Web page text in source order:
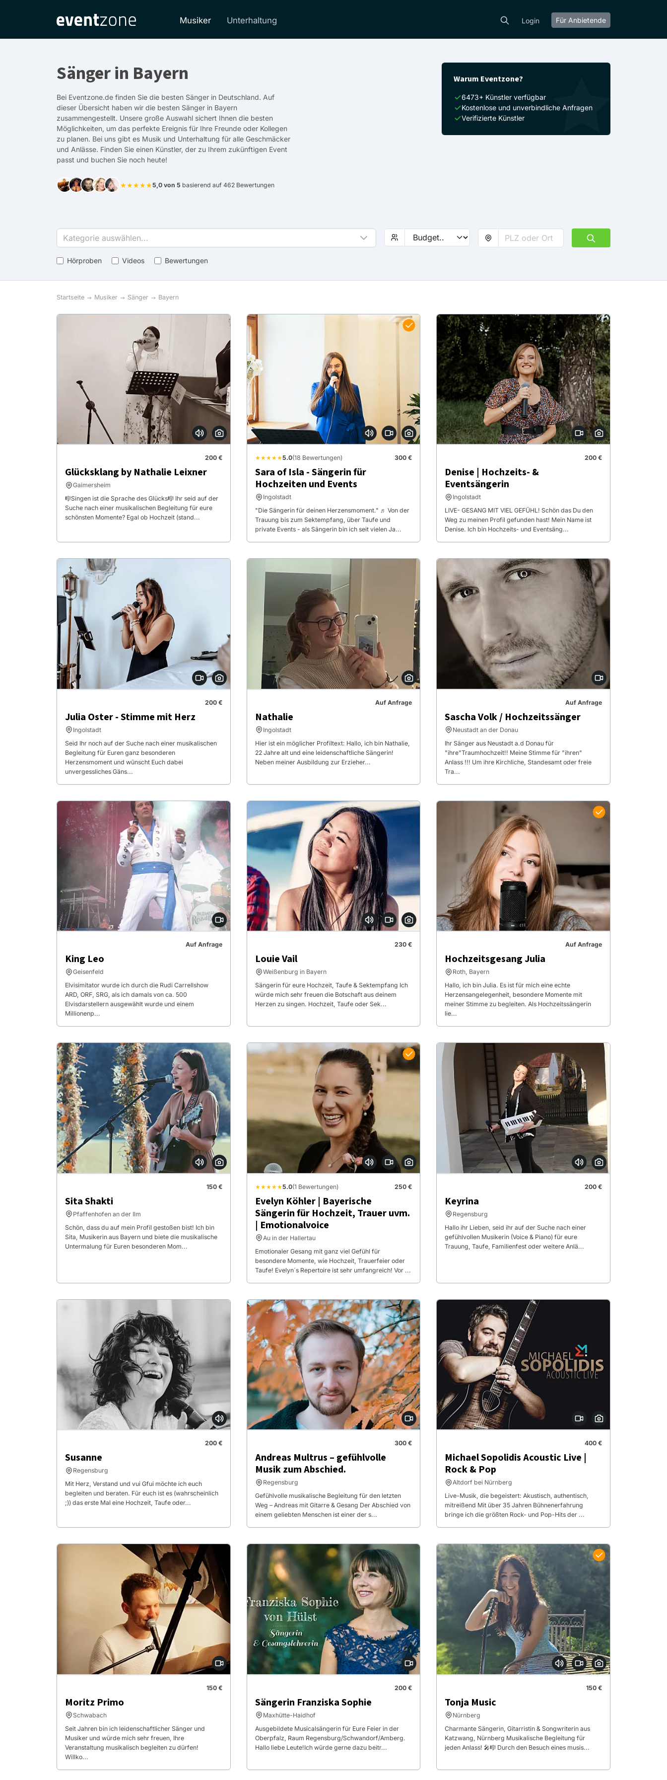
Musiker Unterhaltung Login Für Anbietende
Sänger in Bayern
Bei Eventzone.de finden Sie die besten Sänger in Deutschland. Auf
dieser Übersicht haben wir die besten Sänger in Bayern
zusammengestellt. Unsere große Auswahl sichert Ihnen die besten
Möglichkeiten, um das perfekte Ereignis für Ihre Freunde oder Kollegen
zu planen. Bei uns gibt es Musik und Unterhaltung für alle Geschmäcker
und Anlässe. Finden Sie einen Künstler, der zu Ihrem zukünftigen Event
passt und buchen Sie noch heute!
★★★★★5,0 von 5 basierend auf 462 Bewertungen
Warum Eventzone?
6473+ Künstler verfügbar
Kostenlose und unverbindliche Anfragen
Verifizierte Künstler
Kategorie auswählen...
Hörproben Videos Bewertungen
Startseite Musiker Sänger Bayern
200 €
Glücksklang by Nathalie Leixner
Gaimersheim
🎼Singen ist die Sprache des Glücks🎼 Ihr seid auf der
Suche nach einer musikalischen Begleitung für eure
schönsten Momente? Egal ob Hochzeit (stand...
★★★★★5.0(18 Bewertungen) 300 €
Sara of Isla - Sängerin für
Hochzeiten und Events
Ingolstadt
"Die Sängerin für deinen Herzensmoment." ♬ Von der
Trauung bis zum Sektempfang, über Taufe und
private Events - als Sängerin bin ich seit vielen Ja...
200 €
Denise | Hochzeits- &
Eventsängerin
Ingolstadt
LIVE- GESANG MIT VIEL GEFÜHL! Schön das Du den
Weg zu meinen Profil gefunden hast! Mein Name ist
Denise. Ich bin Hochzeits- und Eventsäng...
200 €
Julia Oster - Stimme mit Herz
Ingolstadt
Seid Ihr noch auf der Suche nach einer musikalischen
Begleitung für Euren ganz besonderen
Herzensmoment und wünscht Euch dabei
unvergessliches Gäns...
Auf Anfrage
Nathalie
Ingolstadt
Hier ist ein möglicher Profiltext: Hallo, ich bin Nathalie,
22 Jahre alt und eine leidenschaftliche Sängerin!
Neben meiner Ausbildung zur Erzieher...
Auf Anfrage
Sascha Volk / Hochzeitssänger
Neustadt an der Donau
Ihr Sänger aus Neustadt a.d Donau für
"ihre"Traumhochzeit!! Meine Stimme für "ihren"
Anlass !!! Um ihre Kirchliche, Standesamt oder freie
Tra...
Auf Anfrage
King Leo
Geisenfeld
Elvisimitator wurde ich durch die Rudi Carrellshow
ARD, ORF, SRG, als ich damals von ca. 500
Elvisdarstellern ausgewählt wurde und einem
Millionenp...
230 €
Louie Vail
Weißenburg in Bayern
Sängerin für eure Hochzeit, Taufe & Sektempfang Ich
würde mich sehr freuen die Botschaft aus deinem
Herzen zu singen. Hochzeit, Taufe oder Sek...
Auf Anfrage
Hochzeitsgesang Julia
Roth, Bayern
Hallo, ich bin Julia. Es ist für mich eine echte
Herzensangelegenheit, besondere Momente mit
meiner Stimme zu begleiten. Als Hochzeitssängerin
lie...
150 €
Sita Shakti
Pfaffenhofen an der Ilm
Schön, dass du auf mein Profil gestoßen bist! Ich bin
Sita, Musikerin aus Bayern und biete die musikalische
Untermalung für Euren besonderen Mom...
★★★★★5.0(1 Bewertungen) 250 €
Evelyn Köhler | Bayerische
Sängerin für Hochzeit, Trauer uvm.
| Emotionalvoice
Au in der Hallertau
Emotionaler Gesang mit ganz viel Gefühl für
besondere Momente, wie Hochzeit, Trauerfeier oder
Taufe! Evelyn´s Repertoire ist sehr umfangreich! Vor ...
200 €
Keyrina
Regensburg
Hallo ihr Lieben, seid ihr auf der Suche nach einer
gefühlvollen Musikerin (Voice & Piano) für eure
Trauung, Taufe, Familienfest oder weitere Anlä...
200 €
Susanne
Regensburg
Mit Herz, Verstand und vui Gfui möchte ich euch
begleiten und beraten. Für euch ist es (wahrscheinlich
;)) das erste Mal eine Hochzeit, Taufe oder...
300 €
Andreas Multrus – gefühlvolle
Musik zum Abschied.
Regensburg
Gefühlvolle musikalische Begleitung für den letzten
Weg – Andreas mit Gitarre & Gesang Der Abschied von
einem geliebten Menschen ist einer der s...
400 €
Michael Sopolidis Acoustic Live |
Rock & Pop
Altdorf bei Nürnberg
Live-Musik, die begeistert: Akustisch, authentisch,
mitreißend Mit über 35 Jahren Bühnenerfahrung
bringe ich die größten Rock- und Pop-Hits der ...
150 €
Moritz Primo
Schwabach
Seit Jahren bin ich leidenschaftlicher Sänger und
Musiker und würde mich sehr freuen, Ihre
Veranstaltung musikalisch begleiten zu dürfen!
Willko...
200 €
Sängerin Franziska Sophie
Maxhütte-Haidhof
Ausgebildete Musicalsängerin für Eure Feier in der
Oberpfalz, Raum Regensburg/Schwandorf/Amberg.
Hallo liebe Leute! ​Ich würde gerne dazu beitr...
150 €
Tonja Music
Nürnberg
Charmante Sängerin, Gitarristin & Songwriterin aus
Katzwang, Nürnberg Musikalische Begleitung für
jeden Anlass! 🎤🎼 Durch den Besuch eines musis...